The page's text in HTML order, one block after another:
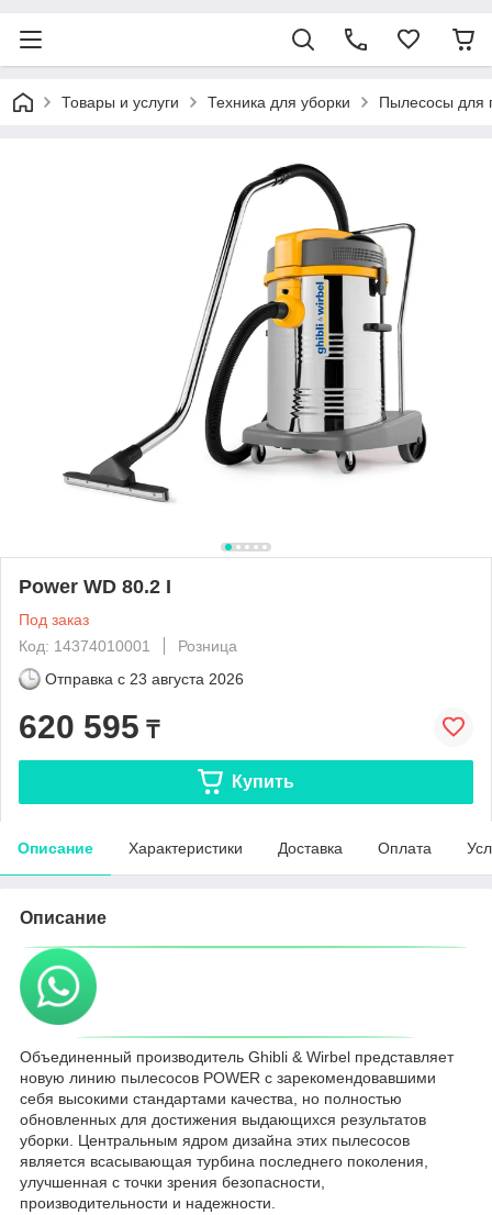
Товары и услуги Техника для уборки Пылесосы для
Power WD 80.2 I
Под заказ
Код: 14374010001
Розница
Отправка с 23 августа 2026
620 595 ₸
Купить
Описание Характеристики Доставка Оплата
Описание
Объединенный производитель Ghibli & Wirbel представляет
новую линию пылесосов POWER с зарекомендовавшими
себя высокими стандартами качества, но полностью
обновленных для достижения выдающихся результатов
уборки. Центральным ядром дизайна этих пылесосов
является всасывающая турбина последнего поколения,
улучшенная с точки зрения безопасности,
производительности и надежности.